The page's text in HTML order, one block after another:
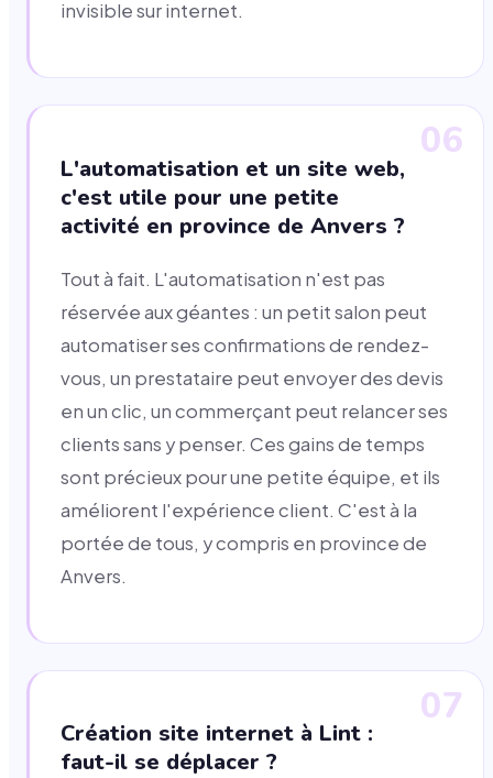
invisible sur internet.
06
L'automatisation et un site web,
c'est utile pour une petite
activité en province de Anvers ?
Tout à fait. L'automatisation n'est pas
réservée aux géantes : un petit salon peut
automatiser ses confirmations de rendez-
vous, un prestataire peut envoyer des devis
en un clic, un commerçant peut relancer ses
clients sans y penser. Ces gains de temps
sont précieux pour une petite équipe, et ils
améliorent l'expérience client. C'est à la
portée de tous, y compris en province de
Anvers.
07
Création site internet à Lint :
faut-il se déplacer ?